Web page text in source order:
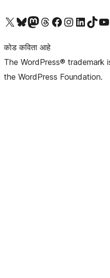
आमच्या X (एक्स) (पूर्वीचे ट्विटर) खात्याला भेट द्या आमच्या ब्लूस्की खात्याला भेट द्या.आमच्या Mastodon खात्याला भेट द्या.आमच्या थ्रेड्स खात्याला भेट द्या. आमच्या फेसबुक पेजला भेट द्या आमच्या इंस्टाग्राम खात्याला भेट द्या आमच्या लिंक्डइन खात्याला भेट द्या आमच्या टिकटॉक अकाउंटला भेट द्या.आमच्या यूट्यूब चॅनेलला भेट द्या
कोड कविता आहे
The WordPress® trademark
the WordPress Foundation.